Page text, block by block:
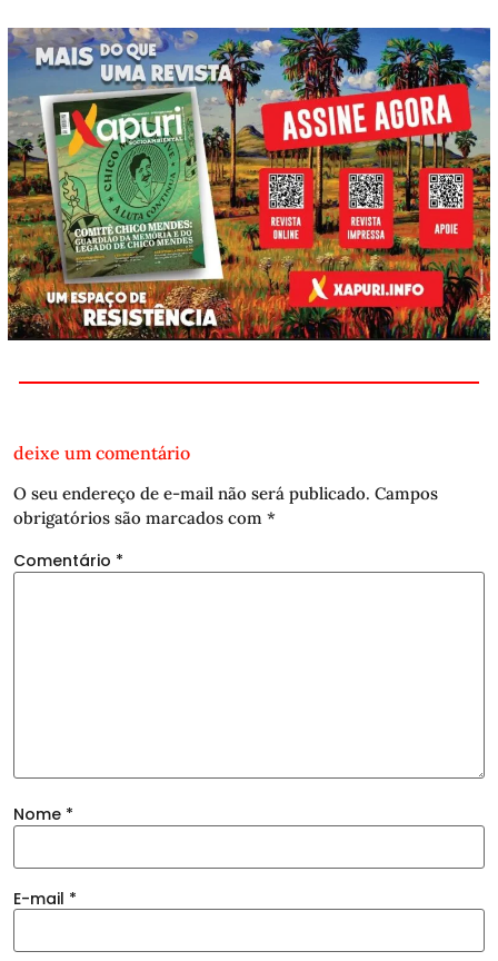
deixe um comentário
O seu endereço de e-mail não será publicado. Campos
obrigatórios são marcados com *
Comentário *
Nome *
E-mail *